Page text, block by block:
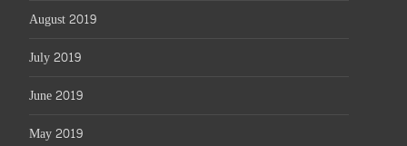
August 2019
July 2019
June 2019
May 2019